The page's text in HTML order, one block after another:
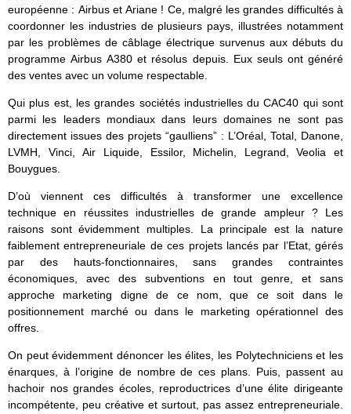
européenne : Airbus et Ariane ! Ce, malgré les grandes difficultés à
coordonner les industries de plusieurs pays, illustrées notamment
par les problèmes de câblage électrique survenus aux débuts du
programme Airbus A380 et résolus depuis. Eux seuls ont généré
des ventes avec un volume respectable.
Qui plus est, les grandes sociétés industrielles du CAC40 qui sont
parmi les leaders mondiaux dans leurs domaines ne sont pas
directement issues des projets “gaulliens” : L’Oréal, Total, Danone,
LVMH, Vinci, Air Liquide, Essilor, Michelin, Legrand, Veolia et
Bouygues.
D’où viennent ces difficultés à transformer une excellence
technique en réussites industrielles de grande ampleur ? Les
raisons sont évidemment multiples. La principale est la nature
faiblement entrepreneuriale de ces projets lancés par l’Etat, gérés
par des hauts-fonctionnaires, sans grandes contraintes
économiques, avec des subventions en tout genre, et sans
approche marketing digne de ce nom, que ce soit dans le
positionnement marché ou dans le marketing opérationnel des
offres.
On peut évidemment dénoncer les élites, les Polytechniciens et les
énarques, à l’origine de nombre de ces plans. Puis, passent au
hachoir nos grandes écoles, reproductrices d’une élite dirigeante
incompétente, peu créative et surtout, pas assez entrepreneuriale.